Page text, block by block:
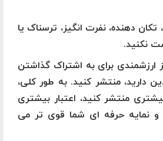
دهنده، نفرت انگیز، ترسناک یا
نکنید.
ارزشمندی برای به اشتراک گذاشتن
دارید، منتشر کنید. به طور کلی،
منتشر کنید، اعتبار بیشتری
نمایه حرفه ای شما قوی تر می